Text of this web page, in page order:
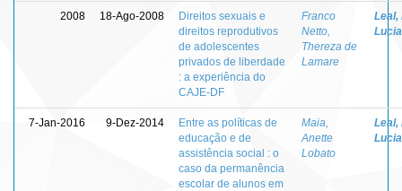
2008 18-Ago-2008
Direitos sexuais e
direitos reprodutivos
de adolescentes
privados de liberdade
: a experiência do
CAJE-DF
Franco
Netto,
Thereza de
Lamare
Leal,
7-Jan-2016 9-Dez-2014
Entre as políticas de
educação e de
assistência social : o
caso da permanência
escolar de alunos em
Maia,
Anette
Lobato
Leal,